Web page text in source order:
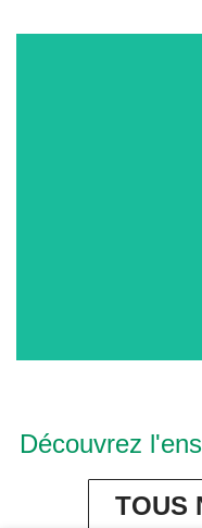
Découvrez
TOUS